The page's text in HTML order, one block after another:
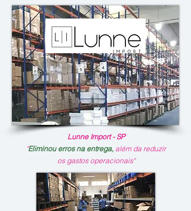
Lunne Import - SP
"Eliminou erros naentrega, além da reduzir
os gastos operacionais"